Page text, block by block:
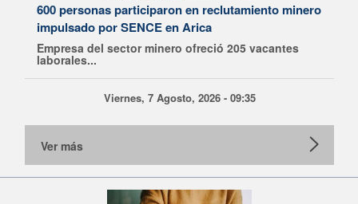
600 personas participaron en reclutamiento minero
impulsado por SENCE en Arica
Empresa del sector minero ofreció 205 vacantes
laborales...
Viernes, 7 Agosto, 2026 - 09:35
Ver más